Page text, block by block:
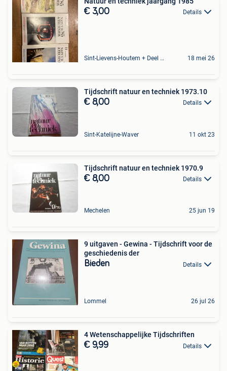
€ 3,00 Details
Sint-Lievens-Houtem + Deel Oombergen 18 mei 26
Tijdschrift natuur en techniek 1973.10
€ 8,00 Details
Sint-Katelijne-Waver 11 okt 23
Tijdschrift natuur en techniek 1970.9
€ 8,00 Details
Mechelen 25 jun 19
9 uitgaven - Gewina - Tijdschrift voor de
geschiedenis der
Bieden Details
Lommel 26 jul 26
4 Wetenschappelijke Tijdschriften
€ 9,99 Details